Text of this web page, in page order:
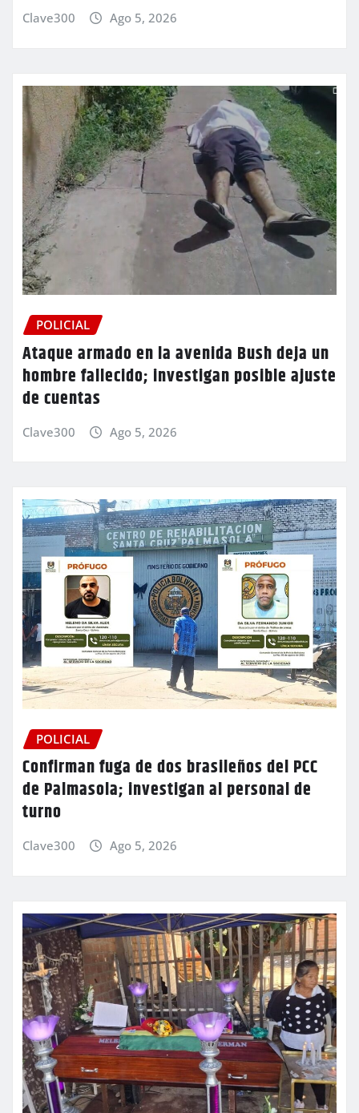
Clave300 Ago 5, 2026
POLICIAL
Ataque armado en la avenida Bush deja un
hombre fallecido; investigan posible ajuste
de cuentas
Clave300 Ago 5, 2026
POLICIAL
Confirman fuga de dos brasileños del PCC
de Palmasola; investigan al personal de
turno
Clave300 Ago 5, 2026